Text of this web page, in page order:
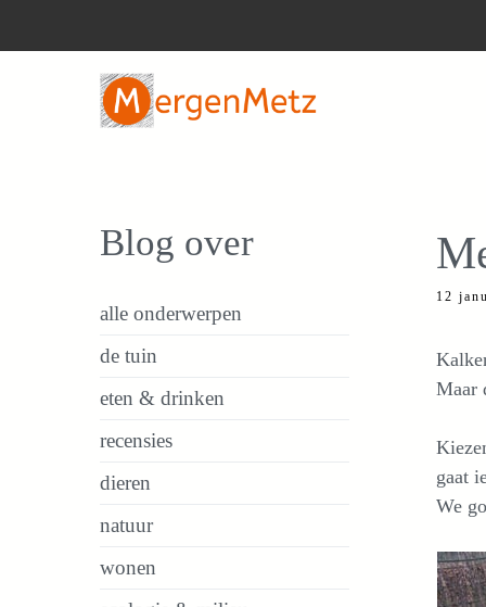
12
Maar
gaat
We
Blog over
alle onderwerpen
de tuin
eten & drinken
recensies
dieren
natuur
wonen